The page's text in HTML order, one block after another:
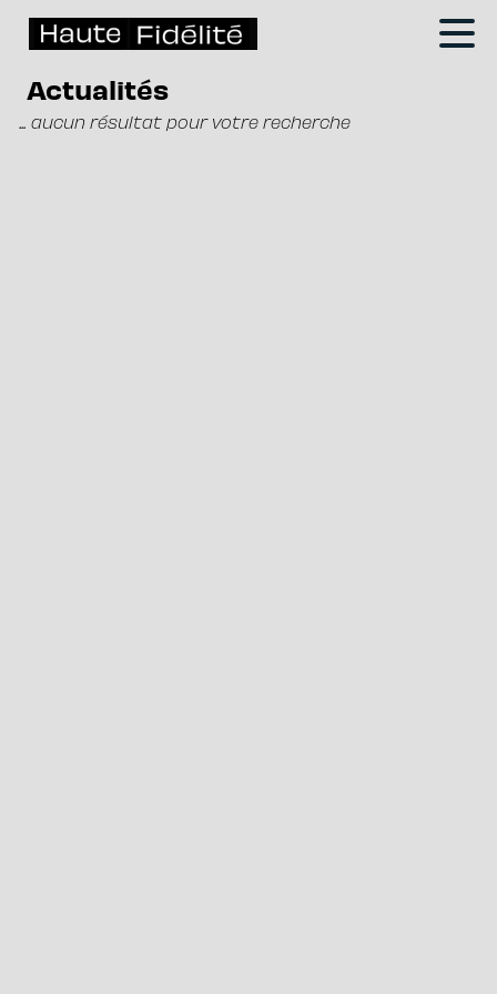
Actualités
... aucun résultat pour votre recherche